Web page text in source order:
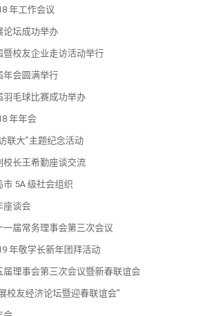
年工作会议
论坛成功举办
暨校友企业走访活动举行
年会圆满举行
羽毛球比赛成功举办
年年会
联大”主题纪念活动
校长王希勤座谈交流
5A 级社会组织
座谈会
一届常务理事会第三次会议
年敬学长新年团拜活动
届理事会第三次会议暨新春联谊会
校友经济论坛暨迎春联谊会”